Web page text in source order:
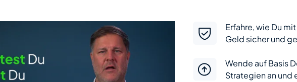
Erfahre, wie Du
Geld sicher und
Wende auf Basis
Strategien an